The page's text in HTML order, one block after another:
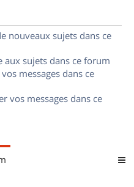
nouveaux sujets dans ce
aux sujets dans ce forum
messages dans ce
vos messages dans ce